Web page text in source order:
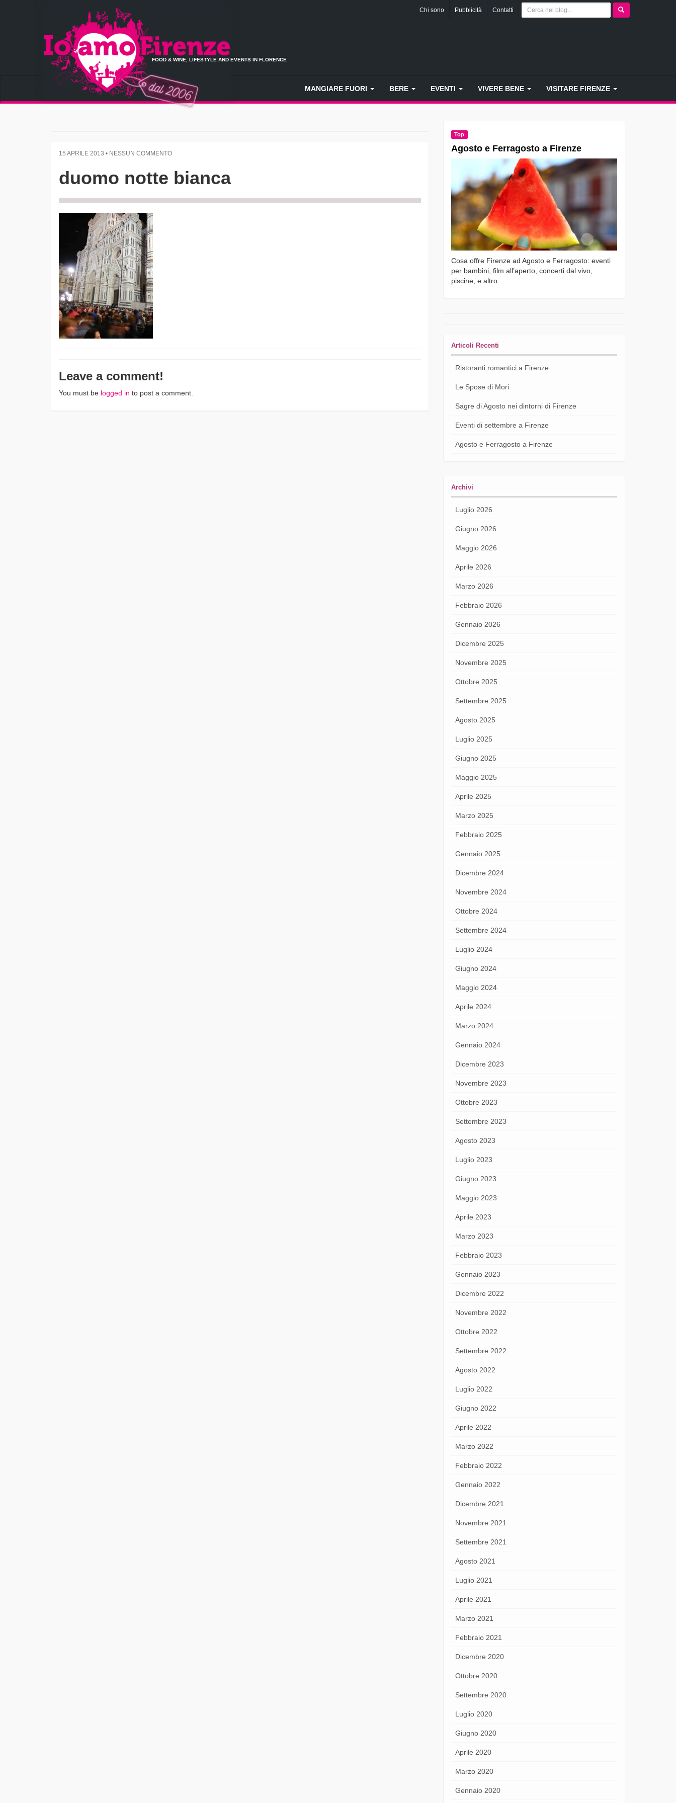
Chi sono Pubblicità Contatti
FOOD & WINE, LIFESTYLE AND EVENTS IN FLORENCE
MANGIARE FUORI BERE EVENTI VIVERE BENE VISITARE FIRENZE
15 APRILE 2013 • NESSUN COMMENTO
duomo notte bianca
Leave a comment!
You must be logged in to post a comment.
Top
Agosto e Ferragosto a Firenze
Cosa offre Firenze ad Agosto e Ferragosto: eventi
per bambini, film all’aperto, concerti dal vivo,
piscine, e altro.
Articoli Recenti
Ristoranti romantici a Firenze
Le Spose di Mori
Sagre di Agosto nei dintorni di Firenze
Eventi di settembre a Firenze
Agosto e Ferragosto a Firenze
Archivi
Luglio 2026
Giugno 2026
Maggio 2026
Aprile 2026
Marzo 2026
Febbraio 2026
Gennaio 2026
Dicembre 2025
Novembre 2025
Ottobre 2025
Settembre 2025
Agosto 2025
Luglio 2025
Giugno 2025
Maggio 2025
Aprile 2025
Marzo 2025
Febbraio 2025
Gennaio 2025
Dicembre 2024
Novembre 2024
Ottobre 2024
Settembre 2024
Luglio 2024
Giugno 2024
Maggio 2024
Aprile 2024
Marzo 2024
Gennaio 2024
Dicembre 2023
Novembre 2023
Ottobre 2023
Settembre 2023
Agosto 2023
Luglio 2023
Giugno 2023
Maggio 2023
Aprile 2023
Marzo 2023
Febbraio 2023
Gennaio 2023
Dicembre 2022
Novembre 2022
Ottobre 2022
Settembre 2022
Agosto 2022
Luglio 2022
Giugno 2022
Aprile 2022
Marzo 2022
Febbraio 2022
Gennaio 2022
Dicembre 2021
Novembre 2021
Settembre 2021
Agosto 2021
Luglio 2021
Aprile 2021
Marzo 2021
Febbraio 2021
Dicembre 2020
Ottobre 2020
Settembre 2020
Luglio 2020
Giugno 2020
Aprile 2020
Marzo 2020
Gennaio 2020